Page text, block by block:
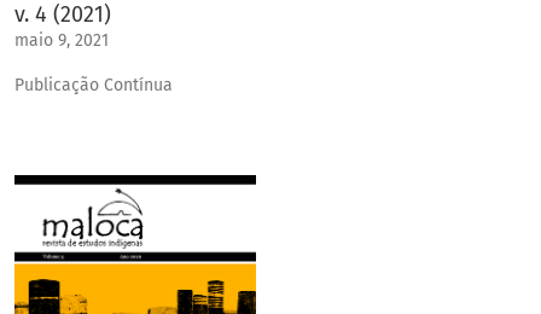
v. 4 (2021)
maio 9, 2021
Publicação Contínua